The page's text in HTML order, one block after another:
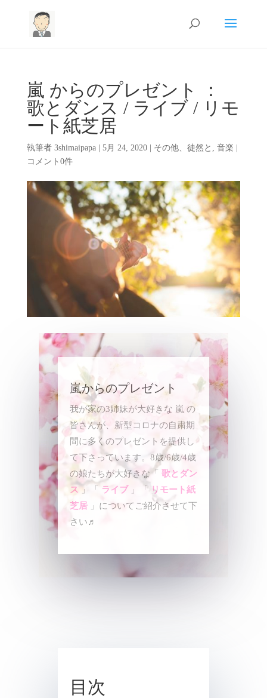
嵐 からのプレゼント ：
歌とダンス / ライブ / リモ
ート紙芝居
執筆者 3shimaipapa| 5月 24, 2020| その他、徒然と , 音楽
コメント0件
嵐からのプレゼント
我が家の3姉妹が大好きな 嵐 の
皆さんが、新型コロナの自粛期
間に多くのプレゼントを提供し
て下さっています。8歳/6歳/4歳
の娘たちが大好きな「 歌とダン
ス 」「 ライブ」「 リモート紙
芝居」についてご紹介させて下
さい♬
目次